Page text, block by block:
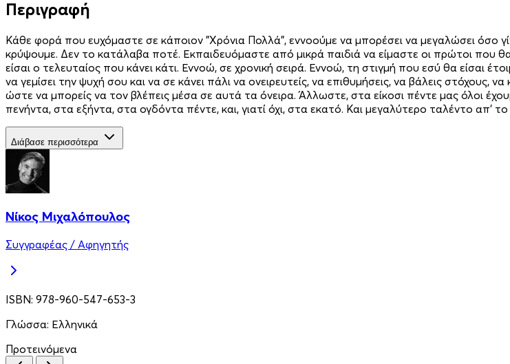
Περιγραφή
Κάθε φορά που ευχόμαστε σε κάποιον "Χρόνια Πολλά", εννοούμε να μπορέσει να μεγαλώσει όσο
κρύψουμε. Δεν το κατάλαβα ποτέ. Εκπαιδευόμαστε από μικρά παιδιά να είμαστε οι πρώτοι που
είσαι ο τελευταίος που κάνει κάτι. Εννοώ, σε χρονική σειρά. Εννοώ, τη στιγμή που εσύ θα είσαι
να γεμίσει την ψυχή σου και να σε κάνει πάλι να ονειρευτείς, να επιθυμήσεις, να βάλεις στόχους,
ώστε να μπορείς να τον βλέπεις μέσα σε αυτά τα όνειρα. Άλλωστε, στα είκοσι πέντε μας όλοι
πενήντα, στα εξήντα, στα ογδόντα πέντε, και, γιατί όχι, στα εκατό. Και μεγαλύτερο ταλέντο απ'
Διάβασε περισσότερα
Νίκος Μιχαλόπουλος
Συγγραφέας / Αφηγητής
ISBN: 978-960-547-653-3
Γλώσσα: Ελληνικά
Προτεινόμενα